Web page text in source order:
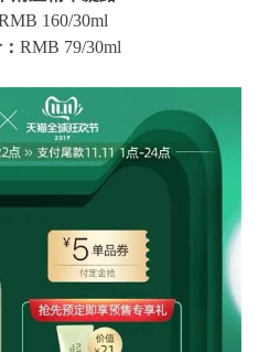
160/30ml
RMB 79/30ml